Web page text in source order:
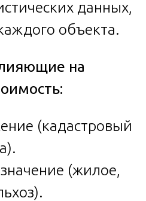
данных,
объекта.
на
(кадастровый
(жилое,